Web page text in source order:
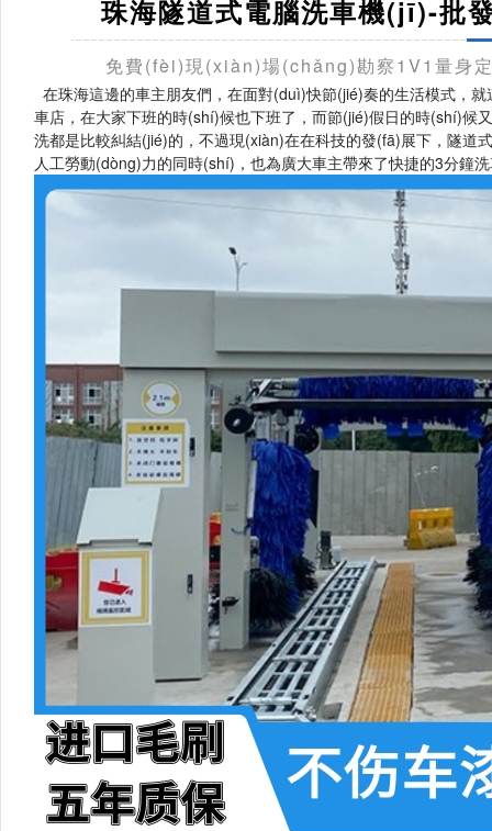
珠海隧道式電腦洗車機(jī)-
免費(fèi)現(xiàn)場(chǎng)勘察1V1量身定
在珠海這邊的車主朋友們，在面對(duì)快節(jié)奏的生活模式，
車店，在大家下班的時(shí)候也下班了，而節(jié)假日的時
洗都是比較糾結(jié)的，不過現(xiàn)在在科技的發(fā)展下，隧
人工勞動(dòng)力的同時(shí)，也為廣大車主帶來了快捷的3分鐘